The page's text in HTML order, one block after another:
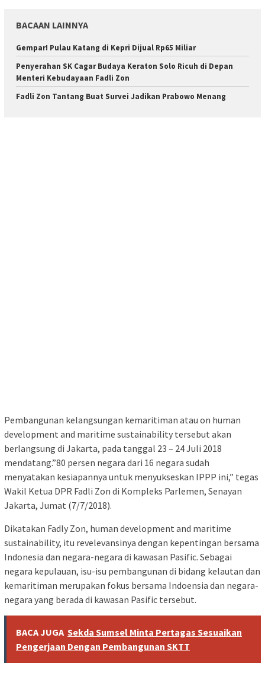
BACAAN LAINNYA
Gempar! Pulau Katang di Kepri Dijual Rp65 Miliar
Penyerahan SK Cagar Budaya Keraton Solo Ricuh di Depan
Menteri Kebudayaan Fadli Zon
Fadli Zon Tantang Buat Survei Jadikan Prabowo Menang
Pembangunan kelangsungan kemaritiman atau on human
development and maritime sustainability tersebut akan
berlangsung di Jakarta, pada tanggal 23 – 24 Juli 2018
mendatang.”80 persen negara dari 16 negara sudah
menyatakan kesiapannya untuk menyukseskan IPPP ini,” tegas
Wakil Ketua DPR Fadli Zon di Kompleks Parlemen, Senayan
Jakarta, Jumat (7/7/2018).
Dikatakan Fadly Zon, human development and maritime
sustainability, itu revelevansinya dengan kepentingan bersama
Indonesia dan negara-negara di kawasan Pasific. Sebagai
negara kepulauan, isu-isu pembangunan di bidang kelautan dan
kemaritiman merupakan fokus bersama Indoensia dan negara-
negara yang berada di kawasan Pasific tersebut.
BACA JUGA Sekda Sumsel Minta Pertagas Sesuaikan
Pengerjaan Dengan Pembangunan SKTT